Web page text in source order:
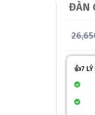
ĐÀN
👍7